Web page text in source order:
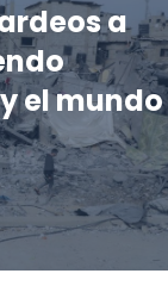
a
el mundo